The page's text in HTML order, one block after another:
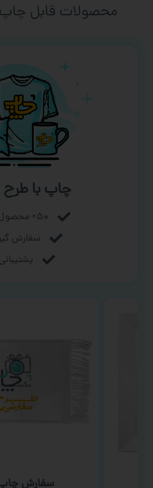
محصولات قابل چاپ
چاپ با طرح
۵۰+ محصول قابل چاپ
سفارش
سفارش